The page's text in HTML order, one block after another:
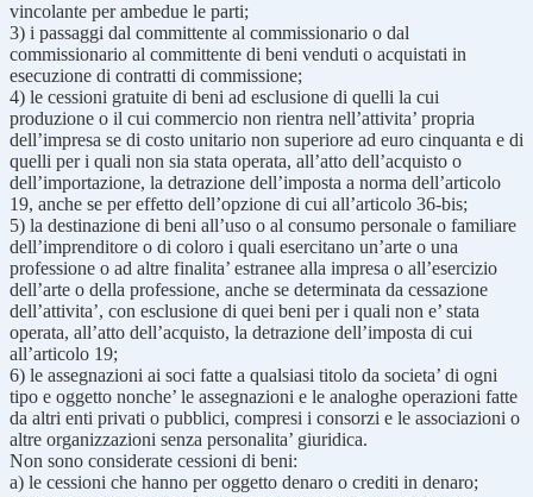
vincolante per ambedue le parti;
3) i passaggi dal committente al commissionario o dal
commissionario al committente di beni venduti o acquistati in
esecuzione di contratti di commissione;
4) le cessioni gratuite di beni ad esclusione di quelli la cui
produzione o il cui commercio non rientra nell’attivita’ propria
dell’impresa se di costo unitario non superiore ad euro cinquanta e di
quelli per i quali non sia stata operata, all’atto dell’acquisto o
dell’importazione, la detrazione dell’imposta a norma dell’articolo
19, anche se per effetto dell’opzione di cui all’articolo 36-bis;
5) la destinazione di beni all’uso o al consumo personale o familiare
dell’imprenditore o di coloro i quali esercitano un’arte o una
professione o ad altre finalita’ estranee alla impresa o all’esercizio
dell’arte o della professione, anche se determinata da cessazione
dell’attivita’, con esclusione di quei beni per i quali non e’ stata
operata, all’atto dell’acquisto, la detrazione dell’imposta di cui
all’articolo 19;
6) le assegnazioni ai soci fatte a qualsiasi titolo da societa’ di ogni
tipo e oggetto nonche’ le assegnazioni e le analoghe operazioni fatte
da altri enti privati o pubblici, compresi i consorzi e le associazioni o
altre organizzazioni senza personalita’ giuridica.
Non sono considerate cessioni di beni:
a) le cessioni che hanno per oggetto denaro o crediti in denaro;